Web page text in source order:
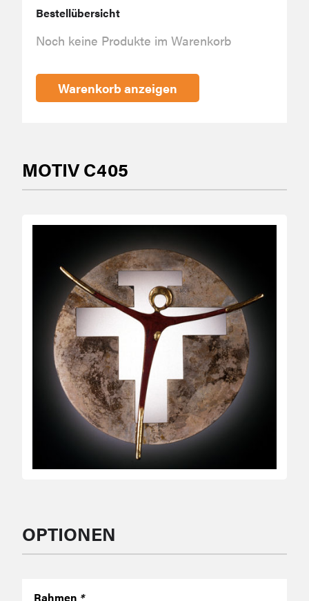
MOTIV C405
OPTIONEN
Rahmen *
Bestellübersicht
Noch keine Produkte im Warenkorb
Warenkorb anzeigen